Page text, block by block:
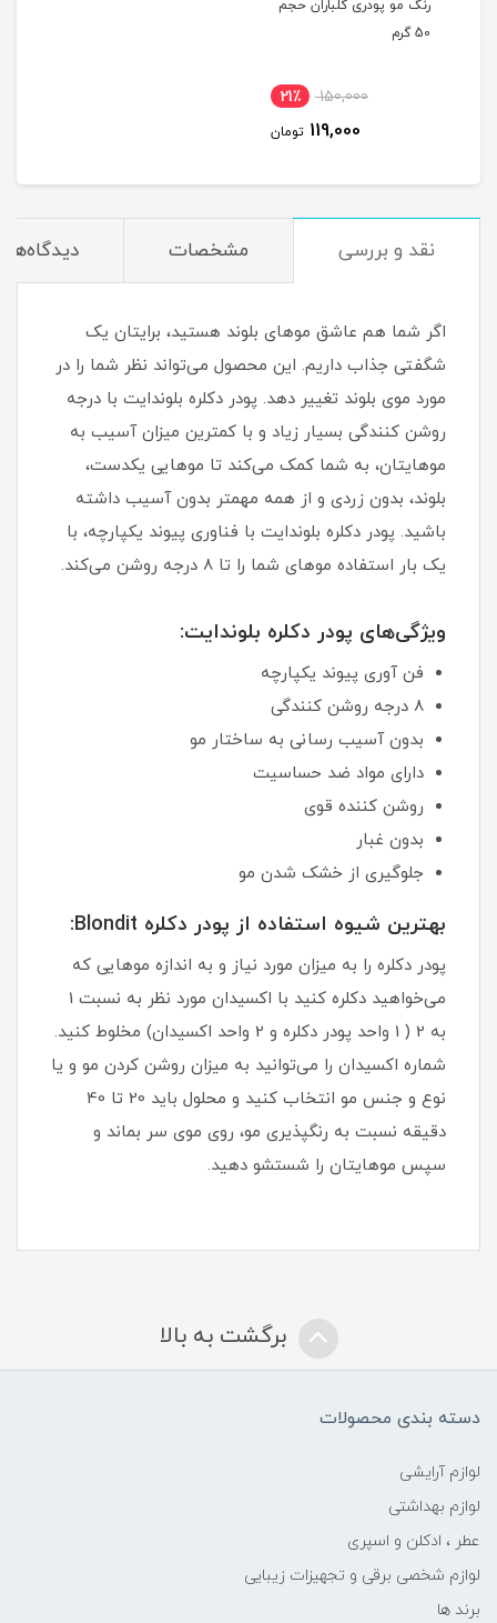
رنگ مو پودری گلباران حجم
50 گرم
150,000 21٪
119,000 تومان
نقد و بررسی مشخصات دیدگاه‌ها
اگر شما هم عاشق موهای بلوند هستید، برایتان یک
شگفتی جذاب داریم. این محصول می‌تواند نظر شما را در
مورد موی بلوند تغییر دهد. پودر دکلره بلوندایت با درجه
روشن کنندگی بسیار زیاد و با کمترین میزان آسیب به
موهایتان، به شما کمک می‌کند تا موهایی یکدست،
بلوند، بدون زردی و از همه مهمتر بدون آسیب داشته
باشید. پودر دکلره بلوندایت با فناوری پیوند یکپارچه، با
یک بار استفاده موهای شما را تا 8 درجه روشن می‌کند.
ویژگی‌های پودر دکلره بلوندایت:
فن آوری پیوند یکپارچه
8 درجه روشن کنندگی
بدون آسیب رسانی به ساختار مو
دارای مواد ضد حساسیت
روشن کننده قوی
بدون غبار
جلوگیری از خشک شدن مو
بهترین شیوه استفاده از پودر دکلره Blondit:
پودر دکلره را به میزان مورد نیاز و به اندازه موهایی که
می‌خواهید دکلره کنید با اکسیدان مورد نظر به نسبت 1
به 2 ( 1 واحد پودر دکلره و 2 واحد اکسیدان) مخلوط کنید.
شماره اکسیدان را می‌توانید به میزان روشن کردن مو و یا
نوع و جنس مو انتخاب کنید و محلول باید 20 تا 40
دقیقه نسبت به رنگپذیری مو، روی موی سر بماند و
سپس موهایتان را شستشو دهید.
برگشت به بالا
دسته بندی محصولات
لوازم آرایشی
لوازم بهداشتی
عطر ، ادکلن و اسپری
لوازم شخصی برقی و تجهیزات زیبایی
برند ها